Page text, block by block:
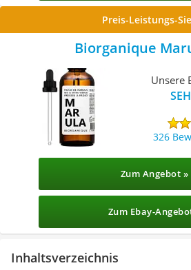
Preis-Leistungs-
Biorganique
Unsere
326
Zum Angebot »
Zum Ebay-
Inhaltsverzeichnis